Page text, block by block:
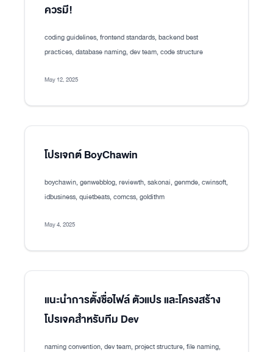
ควรมี!
coding guidelines, frontend standards, backend best
practices, database naming, dev team, code structure
May 12, 2025
โปรเจกต์ BoyChawin
boychawin, genwebblog, reviewth, sakonai, genmde, cwinsoft,
idbusiness, quietbeats, comcss, goldithm
May 4, 2025
แนะนำการตั้งชื่อไฟล์ ตัวแปร และโครงสร้าง
โปรเจคสำหรับทีม Dev
naming convention, dev team, project structure, file naming,